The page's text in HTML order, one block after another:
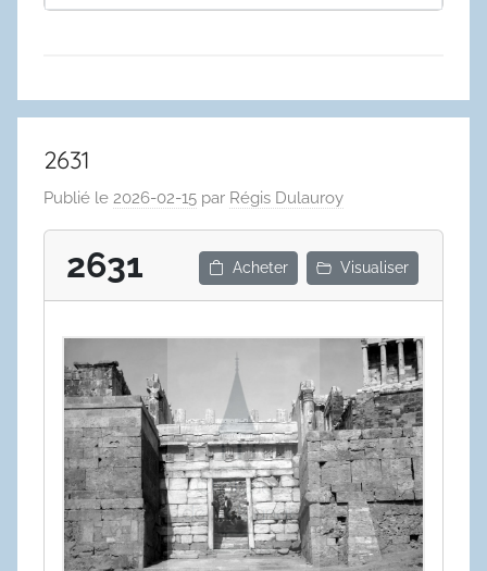
2631
Publié le 2026-02-15 par Régis Dulauroy
2631 Acheter Visualiser